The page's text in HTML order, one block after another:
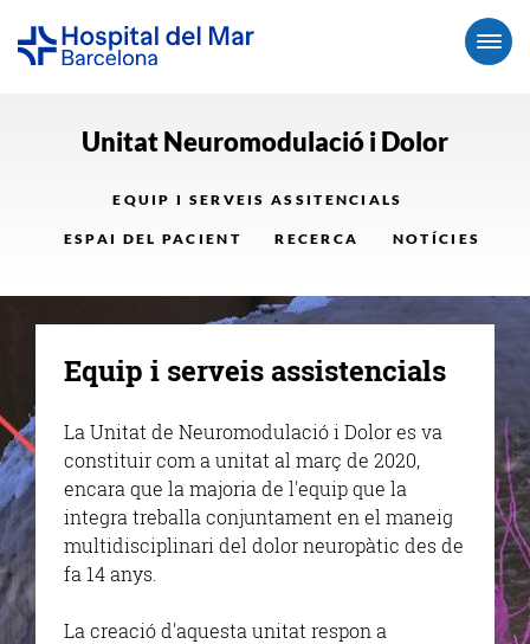
Unitat Neuromodulació i Dolor
EQUIP I SERVEIS ASSITENCIALS
ESPAI DEL PACIENT RECERCA NOTÍCIES
Equip i serveis assistencials
La Unitat de Neuromodulació i Dolor es va
constituir com a unitat al març de 2020,
encara que la majoria de l'equip que la
integra treballa conjuntament en el maneig
multidisciplinari del dolor neuropàtic des de
fa 14 anys.
La creació d'aquesta unitat respon a